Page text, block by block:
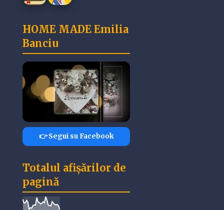
HOME MADE Emilia
Banciu
👉 Segui su Facebook
Totalul afișărilor de
pagină